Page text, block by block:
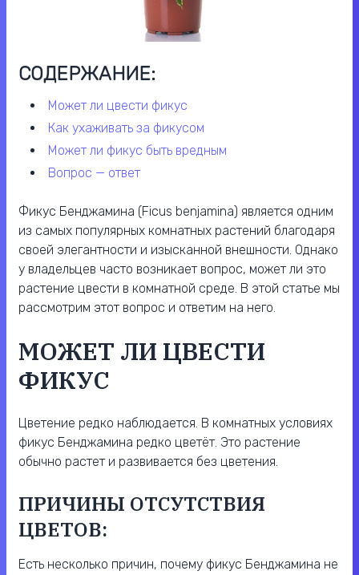
СОДЕРЖАНИЕ:
может ли цвести фикус
как ухаживать за фикусом
может ли фикус быть вредным
вопрос — ответ
Фикус Бенджамина (Ficus benjamina) является одним
из самых популярных комнатных растений благодаря
своей элегантности и изысканной внешности. Однако
у владельцев часто возникает вопрос, может ли это
растение цвести в комнатной среде. В этой статье мы
рассмотрим этот вопрос и ответим на него.
МОЖЕТ ЛИ ЦВЕСТИ
ФИКУС
Цветение редко наблюдается. В комнатных условиях
фикус Бенджамина редко цветёт. Это растение
обычно растет и развивается без цветения.
ПРИЧИНЫ ОТСУТСТВИЯ
ЦВЕТОВ:
Есть несколько причин, почему фикус Бенджамина не